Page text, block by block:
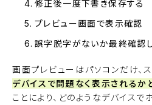
修正後一度下書き保存する
プレビュー画面で表示確認
誤字脱字がないか最終確認
画面プレビューはパソコンだけ、
デバイスで問題なく表示されるか
ことにより、どのようなデバイス